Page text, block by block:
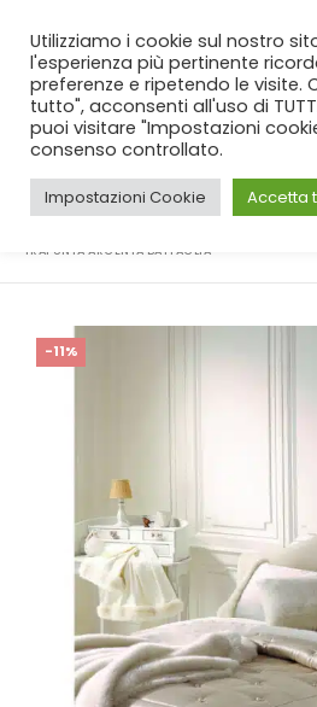
SPEDIZIONE GRATUITA
CASA
SHOP
TRAPUNTA ARGENTA BATTAGLIA
-11%
Utilizziamo i cookie sul nostro
l'esperienza più pertinente
preferenze e ripetendo le visite.
tutto", acconsenti all'uso di
puoi visitare "Impostazioni
consenso controllato.
Impostazioni Cookie Accetta